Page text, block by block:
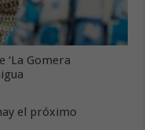
Gomera
el próximo